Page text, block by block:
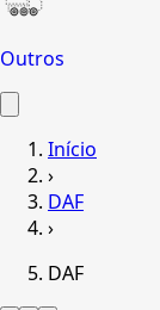
Outros
Início
›
DAF
›
DAF